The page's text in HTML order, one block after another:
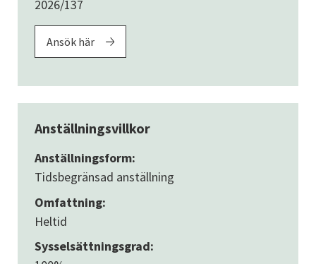
2026/137
Ansök här
Anställningsvillkor
Anställningsform:
Tidsbegränsad anställning
Omfattning:
Heltid
Sysselsättningsgrad: